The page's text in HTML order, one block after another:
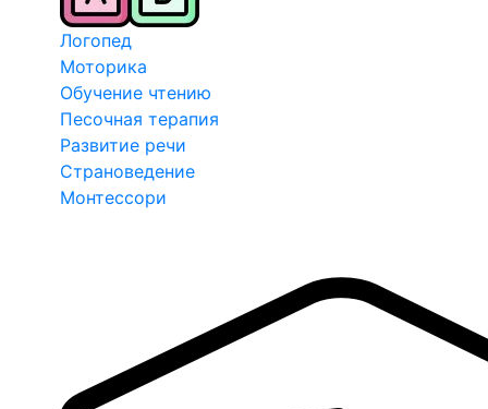
Логопед
Моторика
Обучение чтению
Песочная терапия
Развитие речи
Страноведение
Монтессори